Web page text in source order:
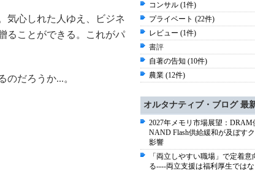
気心しれた人ゆえ、ビジネ
ることができる。これがパ
だろうか...。
コンサル (1件)
プライベート (22件)
レビュー (1件)
書評
自著の告知 (10件)
農業 (12件)
オルタナティブ・ブログ 最
2027年メモリ市場展望：DRAM
NAND Flash供給緩和が及ぼす
影響
「両立しやすい職場」で定着
る----両立支援は福利厚生では